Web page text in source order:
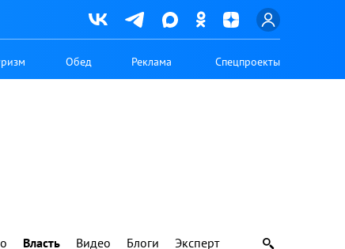
Обед Реклама Спецпроекты
Власть Видео Блоги Эксперт